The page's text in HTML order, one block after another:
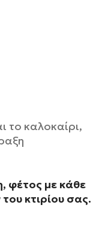
το καλοκαίρι,
φέτος με κάθε
κτιρίου σας.